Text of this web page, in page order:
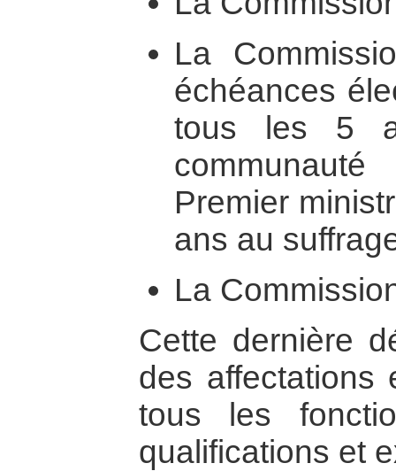
La
échéances
tous les 5
Premier
ans au
La
Cette dernière
des affectations
tous les
qualifications et